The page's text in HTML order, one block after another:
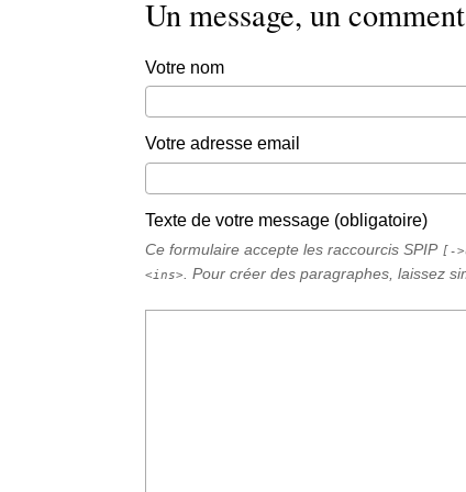
Un message, un
Votre nom
Votre adresse email
Texte de votre message (obligatoire)
Ce formulaire accepte les raccourcis SPIP [-
<ins>
. Pour créer des paragraphes, laissez